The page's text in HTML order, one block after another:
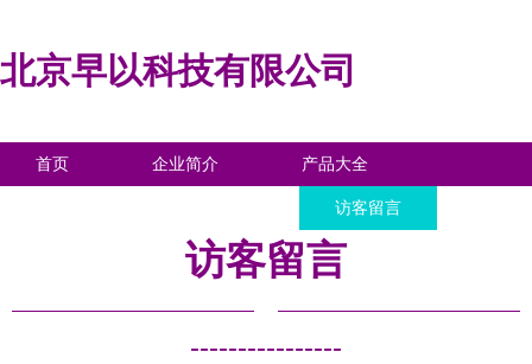
北京早以科技有限公司
首页 企业简介 产品大全
访客留言
访客留言
----------------